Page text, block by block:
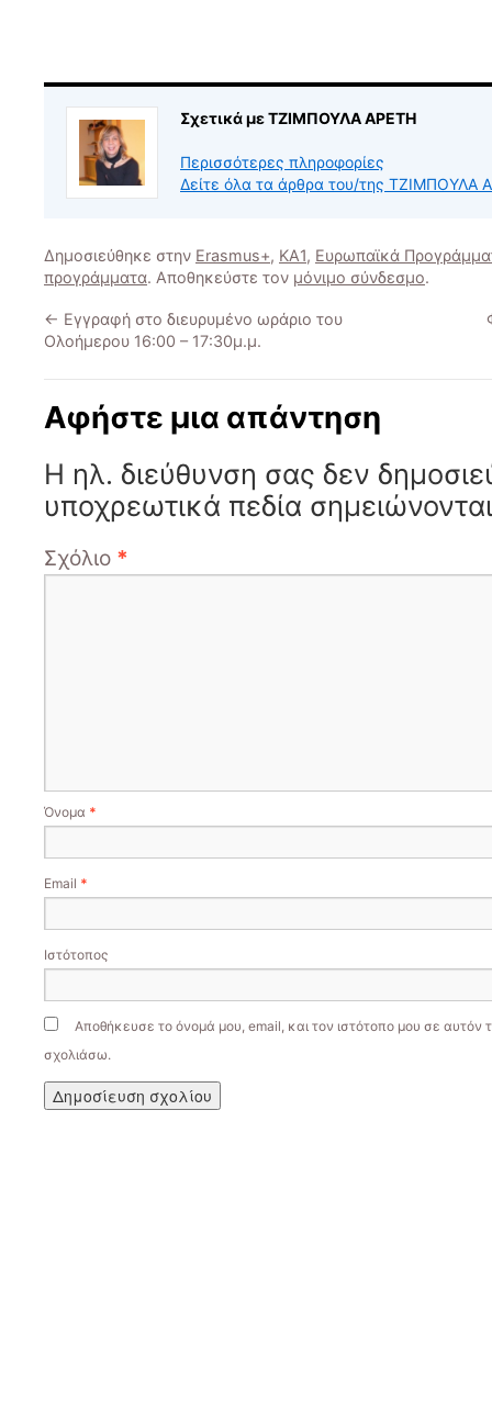
Σχετικά με ΤΖΙΜΠΟΥΛΑ ΑΡΕΤΗ
Περισσότερες πληροφορίες
Δείτε όλα τα άρθρα του/της ΤΖΙΜΠΟΥΛΑ
Δημοσιεύθηκε στην Erasmus+, KA1, Ευρωπαϊκά
προγράμματα. Αποθηκεύστε τον μόνιμο σύνδεσμο.
← Εγγραφή στο διευρυμένο ωράριο του
Ολοήμερου 16:00 – 17:30μ.μ.
Αφήστε μια απάντηση
Η ηλ. διεύθυνση σας δεν
υποχρεωτικά πεδία
Σχόλιο *
Όνομα *
Email *
Ιστότοπος
Αποθήκευσε το όνομά μου, email, και τον ιστότοπο μου σε αυτόν
σχολιάσω.